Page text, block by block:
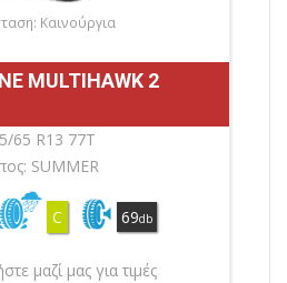
Καινούργια
MULTIHAWK 2
65 R13 77T
SUMMER
C 69db
μαζί μας για τιμές